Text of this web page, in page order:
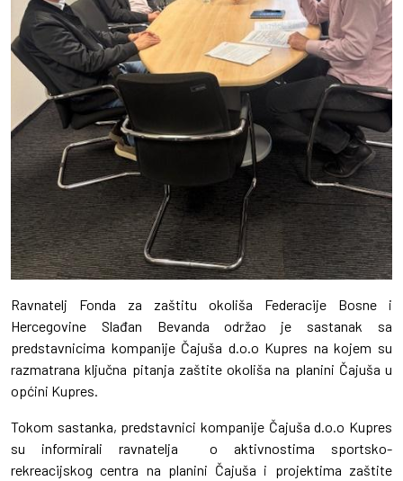
Ravnatelj Fonda za zaštitu okoliša Federacije Bosne i
Hercegovine Slađan Bevanda održao je sastanak sa
predstavnicima kompanije Čajuša d.o.o Kupres na kojem su
razmatrana ključna pitanja zaštite okoliša na planini Čajuša u
općini Kupres.
Tokom sastanka, predstavnici kompanije Čajuša d.o.o Kupres
su informirali ravnatelja o aktivnostima sportsko-
rekreacijskog centra na planini Čajuša i projektima zaštite